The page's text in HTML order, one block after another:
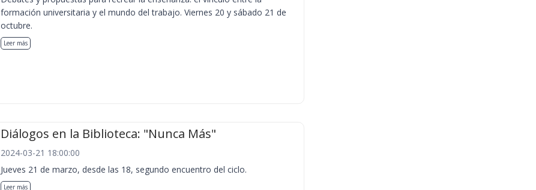
formación universitaria y el mundo del trabajo. Viernes 20 y sábado 21 de
octubre.
Leer más
Diálogos en la Biblioteca: "Nunca Más"
2024-03-21 18:00:00
Jueves 21 de marzo, desde las 18, segundo encuentro del ciclo.
Leer más